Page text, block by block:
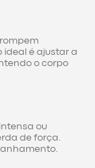
ideal é ajustar a
o corpo
ou
de força.